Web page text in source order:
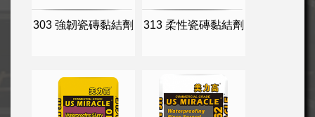
303 強韌瓷磚黏結劑 313 柔性瓷磚黏結劑